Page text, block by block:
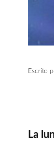
Escrito
La